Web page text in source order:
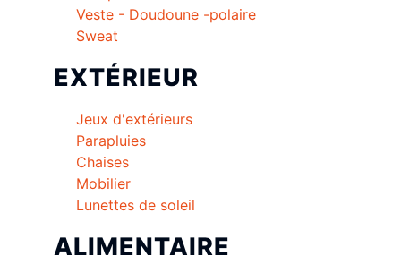
Veste - Doudoune -polaire
Sweat
EXTÉRIEUR
Jeux d'extérieurs
Parapluies
Chaises
Mobilier
Lunettes de soleil
ALIMENTAIRE